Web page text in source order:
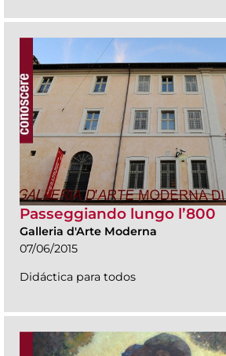
Passeggiando lungo l’800
Galleria d'Arte Moderna
07/06/2015
Didáctica para todos